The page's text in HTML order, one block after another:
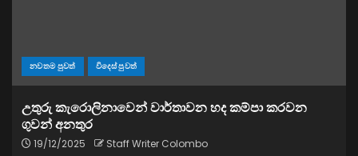
නවතම පුවත් විදෙස් පුවත්
උතුරු කැරොලිනාවෙන් වාර්තාවන හද කම්පා කරවන
ගුවන් අනතුර
19/12/2025 Staff Writer Colombo